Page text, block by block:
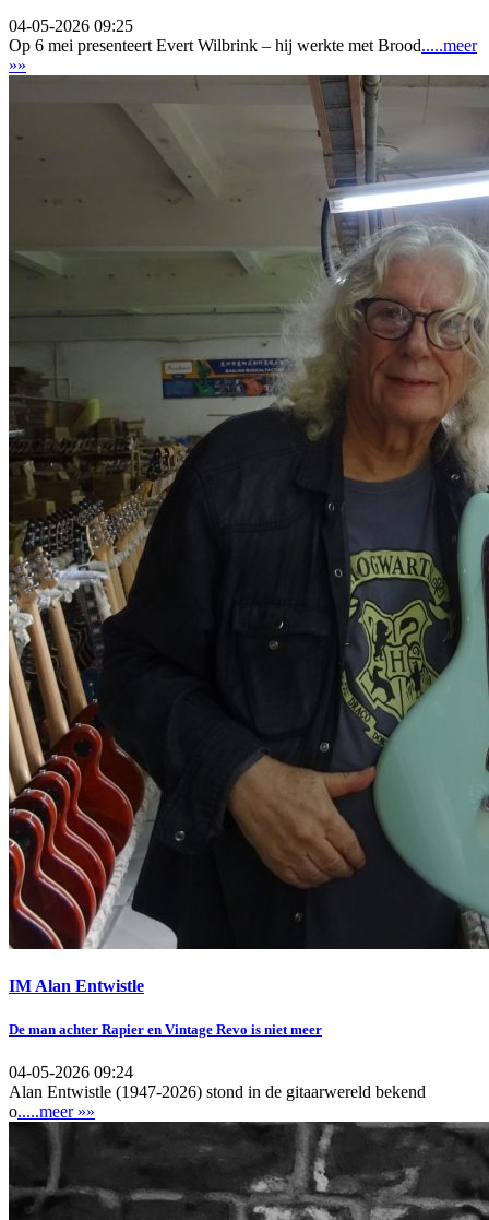
04-05-2026 09:25
Op 6 mei presenteert Evert Wilbrink – hij werkte met Brood.....meer
»»
IM Alan Entwistle
De man achter Rapier en Vintage Revo is niet meer
04-05-2026 09:24
Alan Entwistle (1947-2026) stond in de gitaarwereld bekend
o.....meer »»